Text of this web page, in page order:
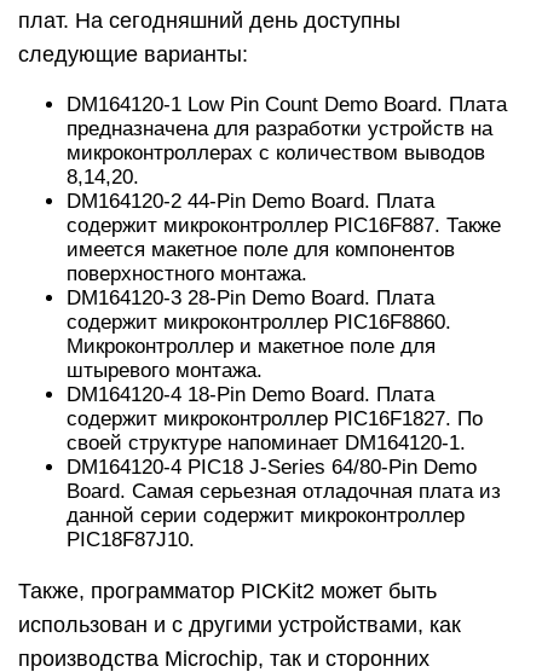
плат. На сегодняшний день доступны
следующие варианты:
DM164120-1 Low Pin Count Demo Board. Плата
предназначена для разработки устройств на
микроконтроллерах с количеством выводов
8,14,20.
DM164120-2 44-Pin Demo Board. Плата
содержит микроконтроллер PIC16F887. Также
имеется макетное поле для компонентов
поверхностного монтажа.
DM164120-3 28-Pin Demo Board. Плата
содержит микроконтроллер PIC16F8860.
Микроконтроллер и макетное поле для
штыревого монтажа.
DM164120-4 18-Pin Demo Board. Плата
содержит микроконтроллер PIC16F1827. По
своей структуре напоминает DM164120-1.
DM164120-4 PIC18 J-Series 64/80-Pin Demo
Board. Самая серьезная отладочная плата из
данной серии содержит микроконтроллер
PIC18F87J10.
Также, программатор PICKit2 может быть
использован и с другими устройствами, как
производства Microchip, так и сторонних